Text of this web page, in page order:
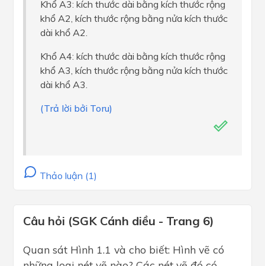
Khổ A3: kích thước dài bằng kích thước rộng
khổ A2, kích thước rộng bằng nửa kích thước
dài khổ A2.
Khổ A4: kích thước dài bằng kích thước rộng
khổ A3, kích thước rộng bằng nửa kích thước
dài khổ A3.
(Trả lời bởi Toru)
Thảo luận (1)
Câu hỏi (SGK Cánh diều - Trang 6)
Quan sát Hình 1.1 và cho biết: Hình vẽ có